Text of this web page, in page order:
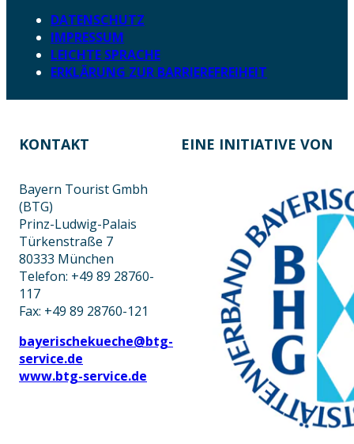
DATENSCHUTZ
IMPRESSUM
LEICHTE SPRACHE
ERKLÄRUNG ZUR BARRIEREFREIHEIT
KONTAKT EINE INITIATIVE VON
Bayern Tourist Gmbh
(BTG)
Prinz-Ludwig-Palais
Türkenstraße 7
80333 München
Telefon: +49 89 28760-
117
Fax: +49 89 28760-121
bayerischekueche@btg-
service.de
www.btg-service.de